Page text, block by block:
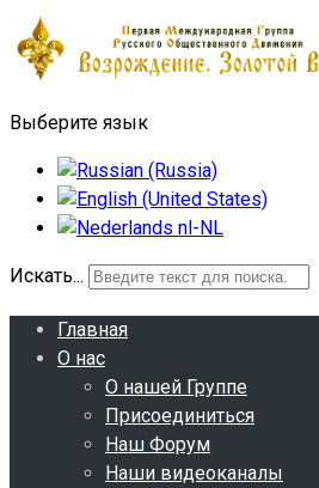
Выберите язык
Искать...
Главная
О нас
О нашей Группе
Присоединиться
Наш Форум
Наши видеоканалы